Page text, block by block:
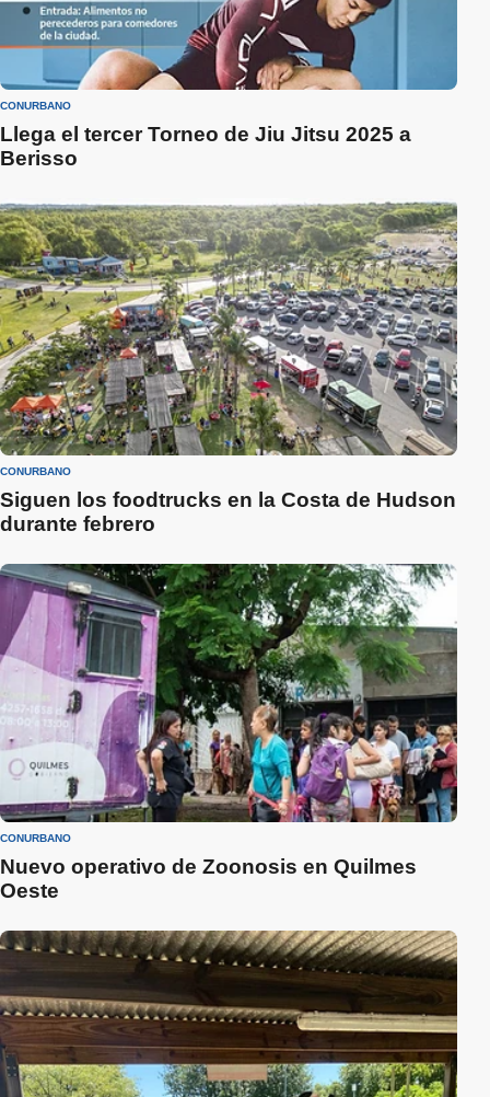
CONURBANO
Llega el tercer Torneo de Jiu Jitsu 2025 a
Berisso
CONURBANO
Siguen los foodtrucks en la Costa de Hudson
durante febrero
CONURBANO
Nuevo operativo de Zoonosis en Quilmes
Oeste